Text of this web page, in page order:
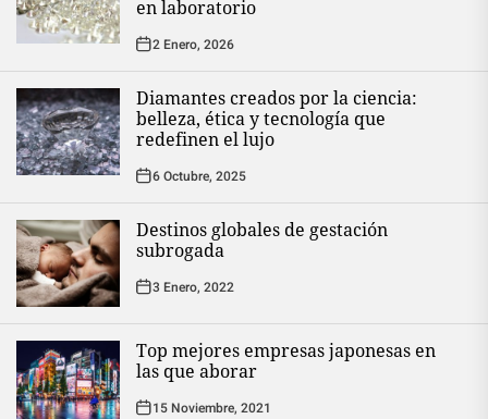
en laboratorio
2 Enero, 2026
Diamantes creados por la ciencia:
belleza, ética y tecnología que
redefinen el lujo
6 Octubre, 2025
Destinos globales de gestación
subrogada
3 Enero, 2022
Top mejores empresas japonesas en
las que aborar
15 Noviembre, 2021